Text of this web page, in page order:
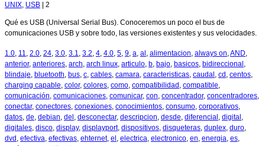
UNIX, USB 2
Qué es USB (Universal Serial Bus). Conoceremos un poco el bus de
comunicaciones USB y sobre todo, las versiones existentes y sus velocidades.
1.0, 11, 2.0, 24, 3.0, 3.1, 3.2, 4, 4.0, 5, 9, a, al , alimentacion, always on,AND,
anterior, anteriores, arch, arch linux, articulo, b, bajo, basicos, bidireccional ,
blindaje, bluetooth, bus, c, cables, camara, caracteristicas, caudal , cd , centos,
charging capable, color, colores, como, compatibilidad , compatible,
comunicación, comunicaciones, comunicar, con, concentrador, concentradores,
conectar, conectores, conexiones, conocimientos, consumo, corporativos,
datos, de, debian, del , desconectar, descripcion, desde, diferencial , digital ,
digitales, disco, display, displayport, dispositivos, disqueteras, duplex, duro,
dvd , efectiva, efectivas, ehternet, el , electrica, electronico, en, energia, es,